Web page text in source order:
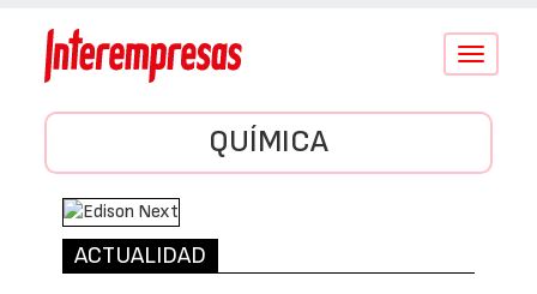
Conmutar
QUÍMICA
ACTUALIDAD